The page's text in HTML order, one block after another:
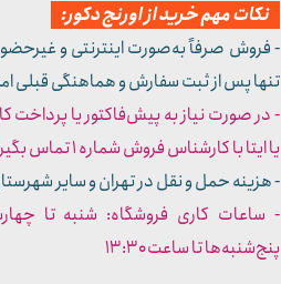
نکات مهم خرید از اورنج دکور:
- فروش صرفاً به‌صورت اینترنتی و
تنها پس از ثبت سفارش و هماهنگی قبلی
- در صورت نیاز به پیش‌فاکتور یا پرداخت
یا ایتا با کارشناس فروش شماره ۱ تماس بگیرید.
- هزینه حمل و نقل در تهران و سایر
پنج‌شنبه‌ها تا ساعت ۱۳:۳۰​​​​​​​